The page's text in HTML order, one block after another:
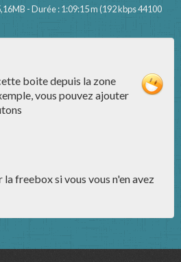
- Durée : 1:09:15 m (192 kbps 44100
boite depuis la zone
vous pouvez ajouter
freebox si vous vous n'en avez